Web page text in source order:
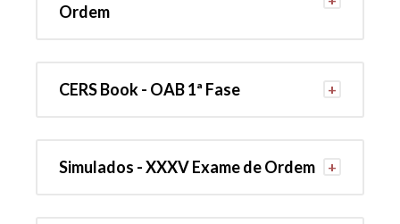
Ordem
CERS Book - OAB 1ª Fase
Simulados - XXXV Exame de Ordem